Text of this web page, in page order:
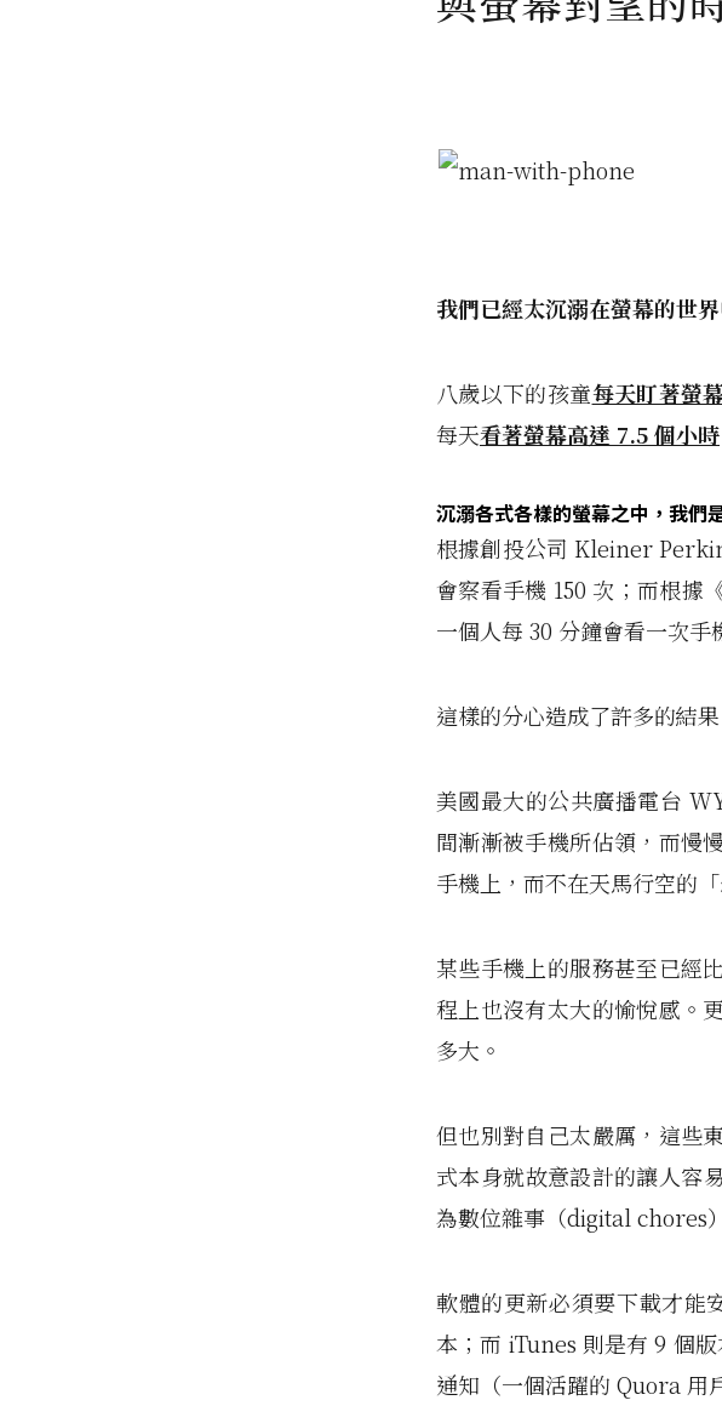
我們已經太沉溺在螢幕的世界
八歲以下的孩童每天盯著螢
每天看著螢幕高達 7.5 個小時
沉溺各式各樣的螢幕之中，我們
根據創投公司 Kleiner
會察看手機 150 次；而根據
一個人每 30 分鐘會看一次手
這樣的分心造成了許多的結果
美國最大的公共廣播電台
間漸漸被手機所佔領，而慢
手機上，而不在天馬行空的
某些手機上的服務甚至已經
程上也沒有太大的愉悅感。
多大。
但也別對自己太嚴厲，這些
式本身就故意設計的讓人容
為數位雜事（digital chores
軟體的更新必須要下載才能
本；而 iTunes 則是有 9 個
通知（一個活躍的 Quora 用